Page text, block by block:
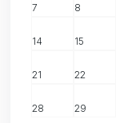
7 8
14 15
21 22
28 29